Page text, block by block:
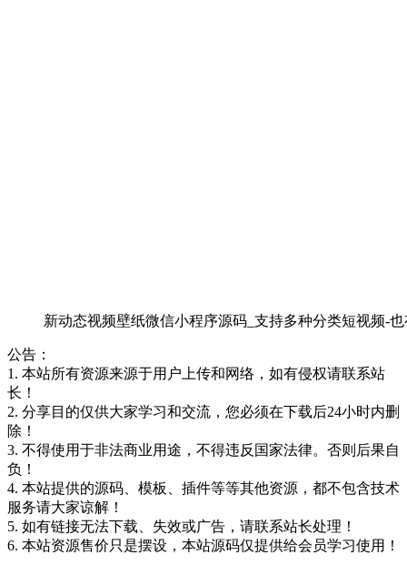
新动态视频壁纸微信小程序源码_支持多种分类短视频-
公告：
1. 本站所有资源来源于用户上传和网络，如有侵权请联系站
长！
2. 分享目的仅供大家学习和交流，您必须在下载后24小时内删
除！
3. 不得使用于非法商业用途，不得违反国家法律。否则后果自
负！
4. 本站提供的源码、模板、插件等等其他资源，都不包含技术
服务请大家谅解！
5. 如有链接无法下载、失效或广告，请联系站长处理！
6. 本站资源售价只是摆设，本站源码仅提供给会员学习使用！